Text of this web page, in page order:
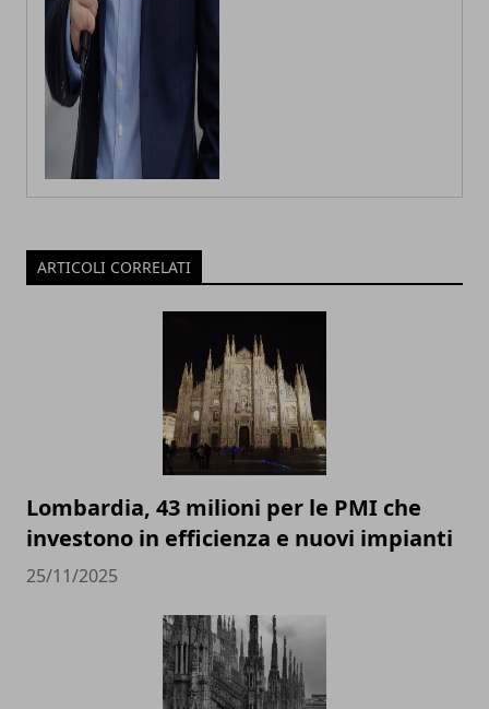
ARTICOLI CORRELATI
Lombardia, 43 milioni per le PMI che
investono in efficienza e nuovi impianti
25/11/2025